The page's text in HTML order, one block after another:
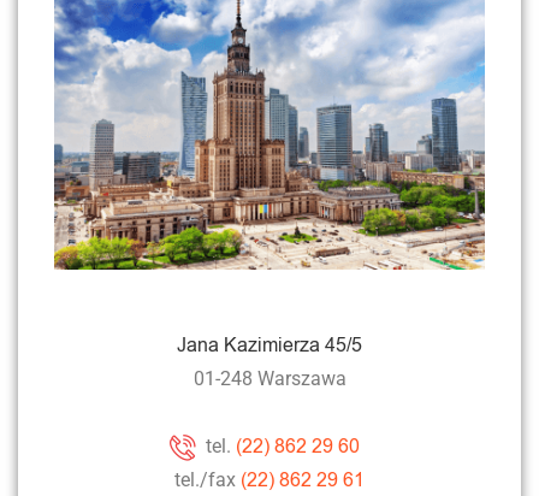
Jana Kazimierza 45/5
01-248 Warszawa
tel. (22) 862 29 60
tel./fax (22) 862 29 61